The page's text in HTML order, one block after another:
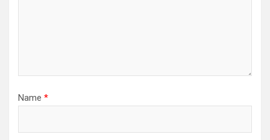
Name *